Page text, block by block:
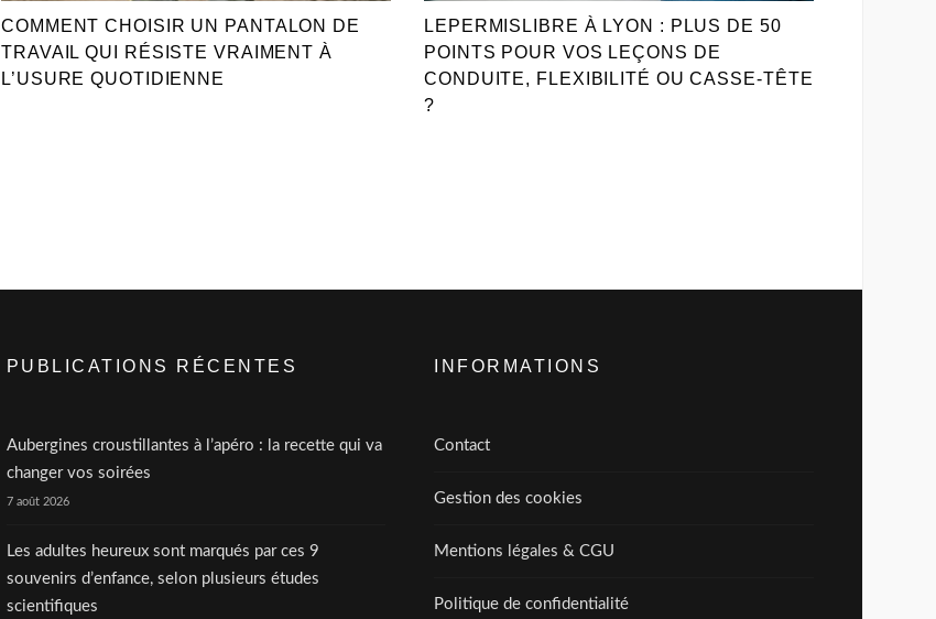
COMMENT CHOISIR UN PANTALON DE
TRAVAIL QUI RÉSISTE VRAIMENT À
L’USURE QUOTIDIENNE
LEPERMISLIBRE À LYON : PLUS DE 50
POINTS POUR VOS LEÇONS DE
CONDUITE, FLEXIBILITÉ OU CASSE-TÊTE
?
PUBLICATIONS RÉCENTES
Aubergines croustillantes à l’apéro : la recette qui va
changer vos soirées
7 août 2026
Les adultes heureux sont marqués par ces 9
souvenirs d’enfance, selon plusieurs études
scientifiques
INFORMATIONS
Contact
Gestion des cookies
Mentions légales & CGU
Politique de confidentialité